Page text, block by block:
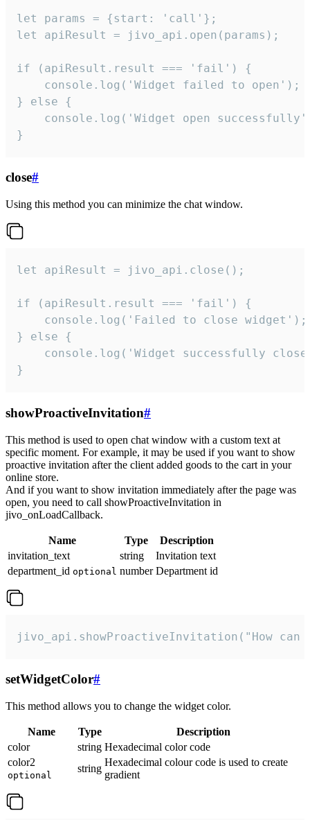
let params = {start: 'call'};
let apiResult = jivo_api.open(params);
if (apiResult.result === 'fail') {
    console.log('Widget failed to open');
} else {
console.log('Widget open
}
close#
Using this method you can minimize the chat window.
let apiResult = jivo_api.close();
if (apiResult.result === 'fail') {
    console.log('Failed to close widget');
} else {
console.log('Widget successfully
}
showProactiveInvitation#
This method is used to open chat window with a custom text at
specific moment. For example, it may be used if you want to show
proactive invitation after the client added goods to the cart in your
online store.
And if you want to show invitation immediately after the page was
open, you need to call showProactiveInvitation in
jivo_onLoadCallback.
Name Type
Description
invitation_text
string
Invitation text
department_id optional number Department id
jivo_api.showProactiveInvitation("How
setWidgetColor#
This method allows you to change the widget color.
Name Type
Description
color
string Hexadecimal color code
color2
optional
string
Hexadecimal colour code is used to create
gradient